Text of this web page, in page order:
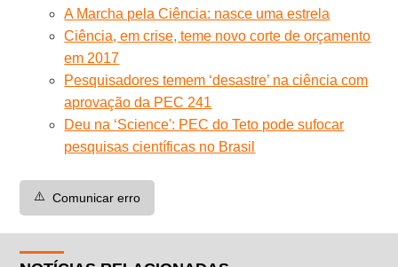
A Marcha pela Ciência: nasce uma estrela
Ciência, em crise, teme novo corte de orçamento
em 2017
Pesquisadores temem ‘desastre’ na ciência com
aprovação da PEC 241
Deu na ‘Science': PEC do Teto pode sufocar
pesquisas científicas no Brasil
⚠️ Comunicar erro